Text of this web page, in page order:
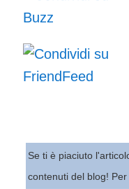
Se ti è piaciuto
contenuti del blog!